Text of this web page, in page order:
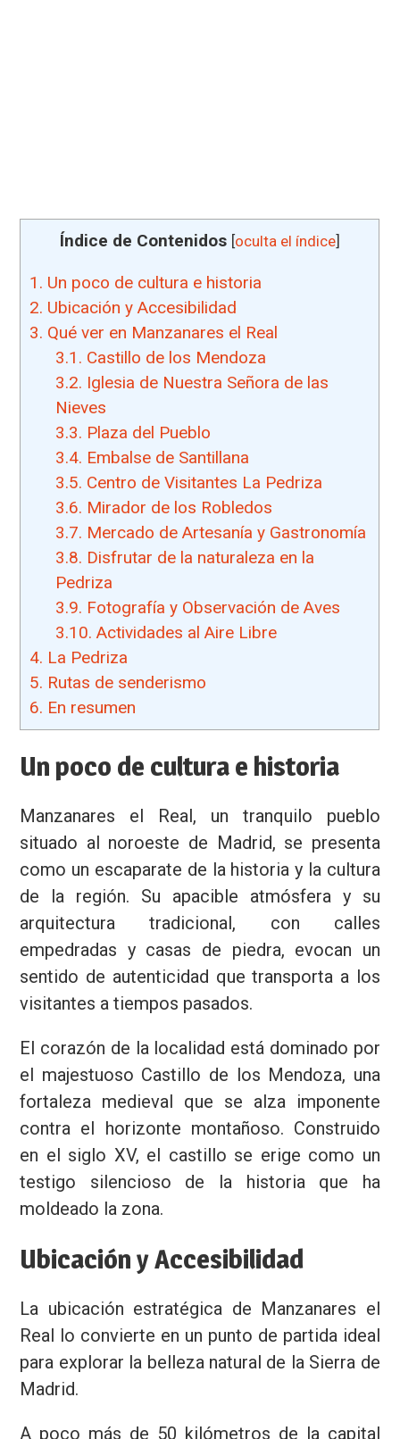
Índice de Contenidos [oculta el índice]
1. Un poco de cultura e historia
2. Ubicación y Accesibilidad
3. Qué ver en Manzanares el Real
3.1. Castillo de los Mendoza
3.2. Iglesia de Nuestra Señora de las
Nieves
3.3. Plaza del Pueblo
3.4. Embalse de Santillana
3.5. Centro de Visitantes La Pedriza
3.6. Mirador de los Robledos
3.7. Mercado de Artesanía y Gastronomía
3.8. Disfrutar de la naturaleza en la
Pedriza
3.9. Fotografía y Observación de Aves
3.10. Actividades al Aire Libre
4. La Pedriza
5. Rutas de senderismo
6. En resumen
Un poco de cultura e historia
Manzanares el Real, un tranquilo pueblo
situado al noroeste de Madrid, se presenta
como un escaparate de la historia y la cultura
de la región. Su apacible atmósfera y su
arquitectura tradicional, con calles
empedradas y casas de piedra, evocan un
sentido de autenticidad que transporta a los
visitantes a tiempos pasados.
El corazón de la localidad está dominado por
el majestuoso Castillo de los Mendoza, una
fortaleza medieval que se alza imponente
contra el horizonte montañoso. Construido
en el siglo XV, el castillo se erige como un
testigo silencioso de la historia que ha
moldeado la zona.
Ubicación y Accesibilidad
La ubicación estratégica de Manzanares el
Real lo convierte en un punto de partida ideal
para explorar la belleza natural de la Sierra de
Madrid.
A poco más de 50 kilómetros de la capital